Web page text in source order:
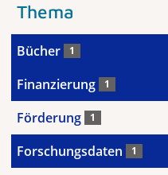
Thema
Bücher 1
Finanzierung 1
Förderung 1
Forschungsdaten 1